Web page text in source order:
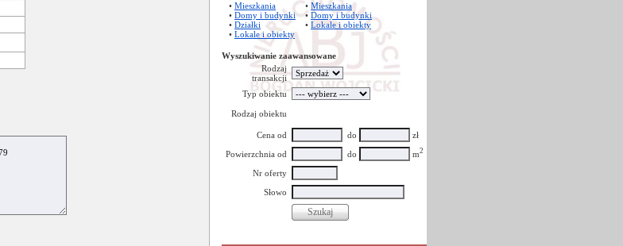
• Mieszkania
• Domy i budynki
• Działki
• Lokale i obiekty
• Mieszkania
• Domy i budynki
• Lokale i obiekty
Wyszukiwanie zaawansowane
Rodzaj
transakcji
Typ obiektu
Rodzaj obiektu
Cena od do
zł
Powierzchnia od
do m2
Nr oferty
Słowo